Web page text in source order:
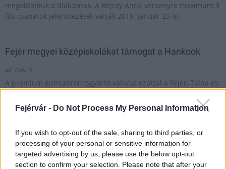
Fejérvár - Do Not Process My Personal Information
If you wish to opt-out of the sale, sharing to third parties, or
processing of your personal or sensitive information for
targeted advertising by us, please use the below opt-out
section to confirm your selection. Please note that after your
megoldaniuk a diákoknak. A Bejczy Antal versenyre maximum 3
fős csapatok jelentkezését várják 2019. január 25-ig.
Fejér megyei középiskolákat támogat a Hankook
2017.04.19
A prémium gumiabroncsgyártó vállalat ezúttal a Fejér, Tolna és
támogatási lehetőséget a HOPP, vagyis a Hankook Oktatási
Pályázati Programmal.
Felvételi - OH: jövő péntekig lehet jelentkezni a
középiskolákba